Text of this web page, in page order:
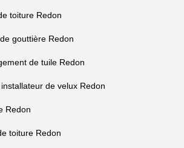
toiture Redon
gouttière Redon
de tuile Redon
de velux Redon
Redon
toiture Redon